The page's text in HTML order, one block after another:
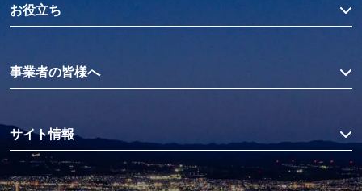
お役立ち
事業者の皆様へ
サイト情報